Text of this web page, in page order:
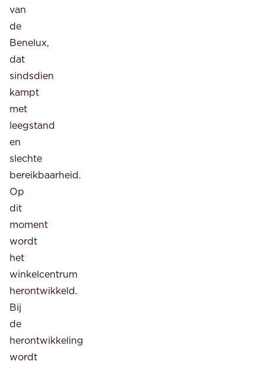
Nieuw
Sluis)
zijn
zo’n
245
eengezinswoningen
gepland.
Behalve
eengezinswoningen
komen
er
ook
zo’n
25
appartementen
in
het
prijssegment
vanaf
circa
€
250.000
van
de
Benelux,
dat
sindsdien
kampt
met
leegstand
en
slechte
bereikbaarheid.
Op
dit
moment
wordt
het
winkelcentrum
herontwikkeld.
Bij
de
herontwikkeling
wordt